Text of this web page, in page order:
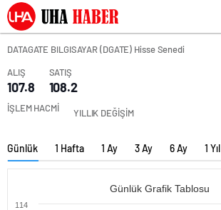
DATAGATE BILGISAYAR (DGATE) Hisse Senedi
ALIŞ
107.8
SATIŞ
108.2
İŞLEM HACMİ YILLIK DEĞİŞİM
Günlük 1 Hafta 1 Ay 3 Ay 6 Ay 1 Yıl
Günlük Grafik Tablosu
114